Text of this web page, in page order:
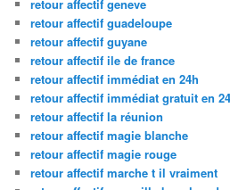
retour affectif geneve
retour affectif guadeloupe
retour affectif guyane
retour affectif ile de france
retour affectif immédiat en 24h
retour affectif immédiat gratuit en
retour affectif la réunion
retour affectif magie blanche
retour affectif magie rouge
retour affectif marche t il vraiment